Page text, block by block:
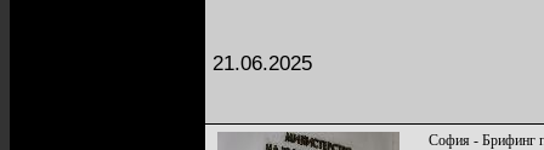
21.06.2025
София - Брифинг